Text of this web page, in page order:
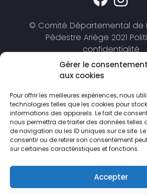
Gérer le consentement
aux cookies
Pour offrir les meilleures expériences, nous
technologies telles que les cookies pour
informations des appareils. Le fait de
nous permettra de traiter des données telles
de navigation ou les ID uniques sur ce site.
consentir ou de retirer son consentement
sur certaines caractéristiques et fonctions.
Accepter
© Comité Départemental de
Pédestre Ariège 2021
confidentialité